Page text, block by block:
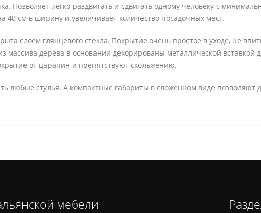
Позволяет легко раздвигать и сдвигать одному человеку с
40 см в ширину и увеличивает количество посадочных мест.
слоем глянцевого стекла. Покрытие очень простое в уходе, не
дерева в основании декорированы металлической вставкой
от царапин и препятствуют скольжению.
любые стулья. А компактные габариты в сложенном виде позволяют
мебели